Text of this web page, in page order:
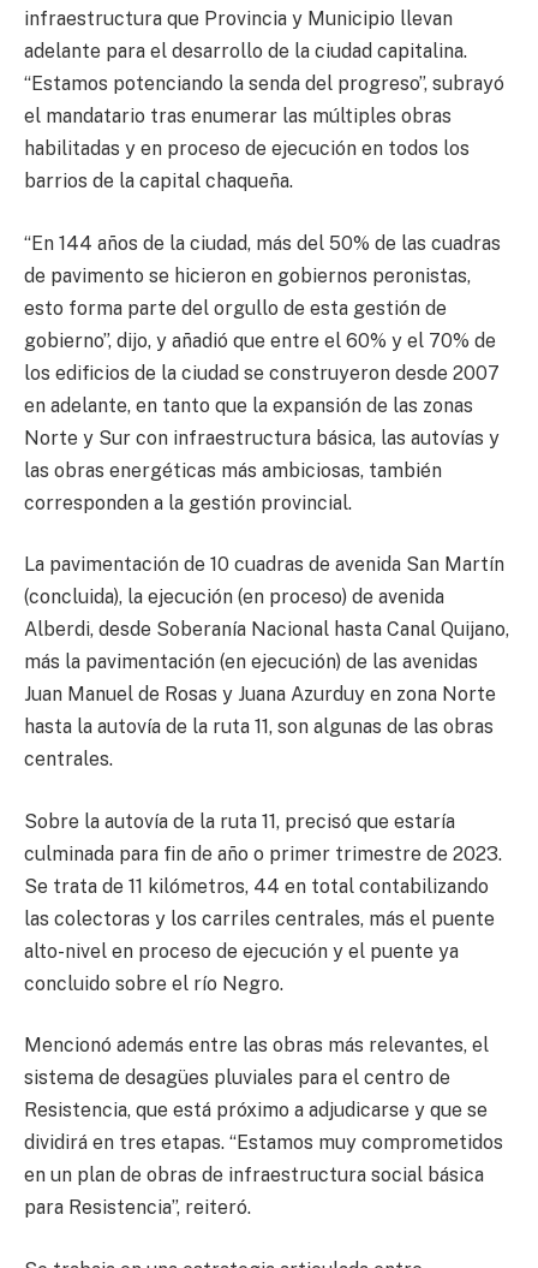
infraestructura que Provincia y Municipio llevan
adelante para el desarrollo de la ciudad capitalina.
“Estamos potenciando la senda del progreso”, subrayó
el mandatario tras enumerar las múltiples obras
habilitadas y en proceso de ejecución en todos los
barrios de la capital chaqueña.
“En 144 años de la ciudad, más del 50% de las cuadras
de pavimento se hicieron en gobiernos peronistas,
esto forma parte del orgullo de esta gestión de
gobierno”, dijo, y añadió que entre el 60% y el 70% de
los edificios de la ciudad se construyeron desde 2007
en adelante, en tanto que la expansión de las zonas
Norte y Sur con infraestructura básica, las autovías y
las obras energéticas más ambiciosas, también
corresponden a la gestión provincial.
La pavimentación de 10 cuadras de avenida San Martín
(concluida), la ejecución (en proceso) de avenida
Alberdi, desde Soberanía Nacional hasta Canal Quijano,
más la pavimentación (en ejecución) de las avenidas
Juan Manuel de Rosas y Juana Azurduy en zona Norte
hasta la autovía de la ruta 11, son algunas de las obras
centrales.
Sobre la autovía de la ruta 11, precisó que estaría
culminada para fin de año o primer trimestre de 2023.
Se trata de 11 kilómetros, 44 en total contabilizando
las colectoras y los carriles centrales, más el puente
alto-nivel en proceso de ejecución y el puente ya
concluido sobre el río Negro.
Mencionó además entre las obras más relevantes, el
sistema de desagües pluviales para el centro de
Resistencia, que está próximo a adjudicarse y que se
dividirá en tres etapas. “Estamos muy comprometidos
en un plan de obras de infraestructura social básica
para Resistencia”, reiteró.